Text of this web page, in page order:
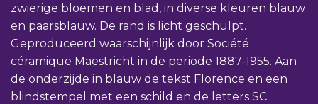
zwierige bloemen en blad, in diverse kleuren blauw
en paarsblauw. De rand is licht geschulpt.
Geproduceerd waarschijnlijk door Société
céramique Maestricht in de periode 1887-1955. Aan
de onderzijde in blauw de tekst Florence en een
blindstempel met een schild en de letters SC.